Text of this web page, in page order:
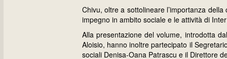
Chivu, oltre a sottolineare l’importanza
impegno in ambito sociale e le attività di
Alla presentazione del volume, introdotta
Aloisio, hanno inoltre partecipato il
sociali Denisa-Oana Patrascu e il Direttore